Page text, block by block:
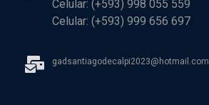
Celular: (+593) 998 055 559
Celular: (+593) 999 656 697
gadsantiagodecalpi2023@hotmail.com